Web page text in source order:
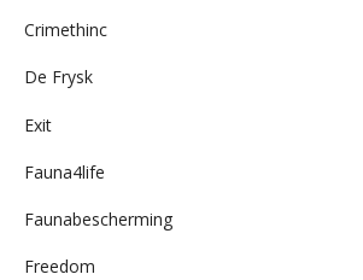
Crimethinc
De Frysk
Exit
Fauna4life
Faunabescherming
Freedom